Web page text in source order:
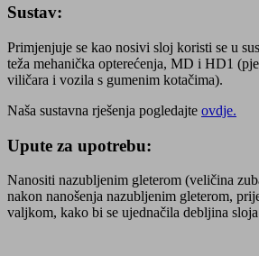
Sustav:
Primjenjuje se kao nosivi sloj koristi se u
teža mehanička opterećenja, MD i HD1
viličara i vozila s gumenim kotačima).
Naša sustavna rješenja pogledajte ovdje.
Upute za upotrebu:
Nanositi nazubljenim gleterom (veličina
nakon nanošenja nazubljenim gleterom,
valjkom, kako bi se ujednačila debljina